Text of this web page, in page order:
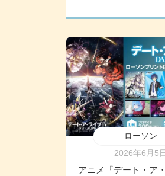
ローソン
2026年6月5日
アニメ『デート・ア